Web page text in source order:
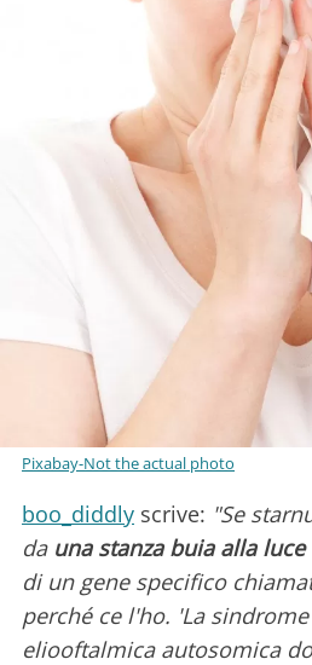
Pixabay-Not the actual photo
boo_diddly scrive: "Se
da una stanza buia alla
di un gene specifico
perché ce l'ho. 'La
eliooftalmica autosomica